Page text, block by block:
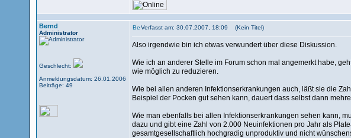
Bernd
Administrator
Geschlecht:
Anmeldungsdatum: 26.01.2006
Beiträge: 49
Verfasst am: 30.07.2007, 18:09 (Kein Titel)
Also irgendwie bin ich etwas verwundert über diese Diskussion.
Wie ich an anderer Stelle im Forum schon mal angemerkt habe,
wie möglich zu reduzieren.
Wie bei allen anderen Infektionserkrankungen auch, läßt sie die
Beispiel der Pocken gut sehen kann, dauert dass selbst dann
Wie man ebenfalls bei allen Infektionserkrankungen sehen kann,
dazu und gibt eine Zahl von 2.000 Neuinfektionen pro Jahr als
gesamtgesellschaftlich hochgradig unproduktiv und nicht